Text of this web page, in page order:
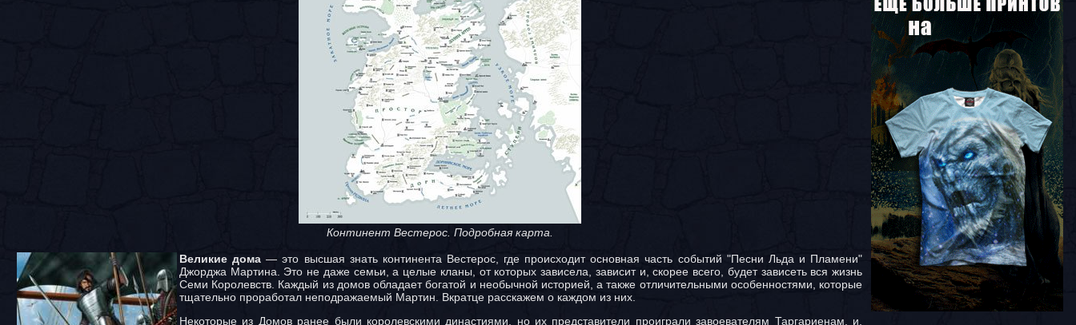
Континент Вестерос. Подробная карта.
Великие дома — это высшая знать континента Вестерос, где происходит основная часть событий "Песни Льда и Пламени"
Джорджа Мартина. Это не даже семьи, а целые кланы, от которых зависела, зависит и, скорее всего, будет зависеть вся жизнь
Семи Королевств. Каждый из домов обладает богатой и необычной историей, а также отличительными особенностями, которые
тщательно проработал неподражаемый Мартин. Вкратце расскажем о каждом из них.
Некоторые из Домов ранее были королевскими династиями, но их представители проиграли завоевателям Таргариенам, и,